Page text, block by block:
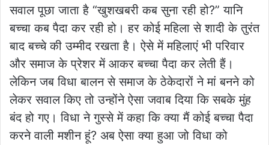
सवाल पूछा जाता है “खुशखबरी कब सुना रही हो?” यानि
बच्चा कब पैदा कर रही हो। हर कोई महिला से शादी के तुरंत
बाद बच्चे की उम्मीद रखता है। ऐसे में महिलाएं भी परिवार
और समाज के प्रेशर में आकर बच्चा पैदा कर लेती हैं।
लेकिन जब विधा बालन से समाज के ठेकेदारों ने मां बनने को
लेकर सवाल किए तो उन्होंने ऐसा जवाब दिया कि सबके मुंह
बंद हो गए। विधा ने गुस्से में कहा कि क्या मैं कोई बच्चा पैदा
करने वाली मशीन हूं? अब ऐसा क्या हुआ जो विधा को